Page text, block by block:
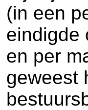
(in een
eindigde
en per
geweest